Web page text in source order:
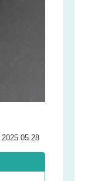
2025.05.28